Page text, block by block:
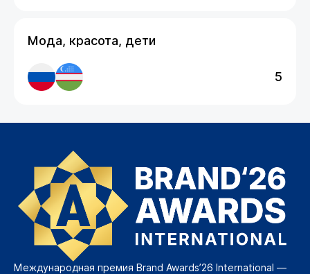
Мода, красота, дети
5
Международная премия Brand Awards’26 International —